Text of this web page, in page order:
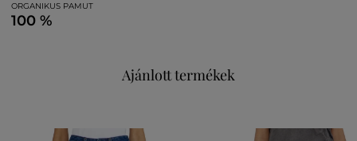
ORGANIKUS PAMUT
100 %
Ajánlott termékek